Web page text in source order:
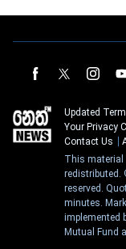
Updated
Your Privacy
Contact Us
This material
redistributed.
reserved.
minutes.
implemented
Mutual Fund